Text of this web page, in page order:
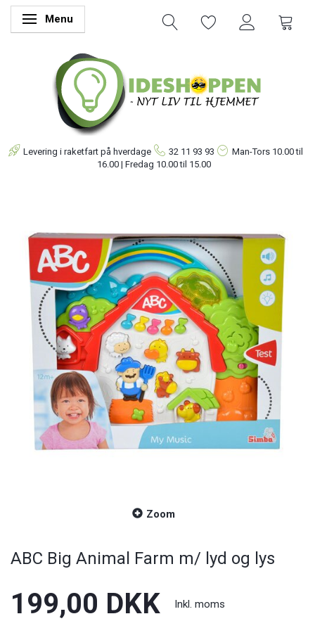
Skifte navigation
Menu
Levering i raketfart på hverdage 32 11 93 93 Man-Tors 10.00 til
16.00 | Fredag 10.00 til 15.00
Zoom
ABC Big Animal Farm m/ lyd og lys
199,00 DKK Inkl. moms